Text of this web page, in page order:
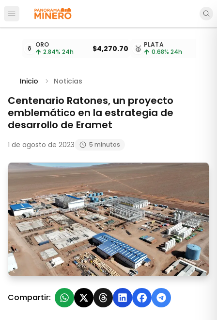
Abrir menú principal
Cotizaciones de metales actualizadas cada 15
⚱️ ORO
2.84% 24h $4,270.70 🥈 PLATA
0.68% 24h
Inicio Noticias
Centenario Ratones, un proyecto
emblemático en la estrategia de
desarrollo de Eramet
1 de agosto de 2023 5 minutos
Centenario Ratones, un proyecto emblemático en la
Compartir: